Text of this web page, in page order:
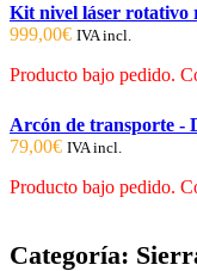
Kit nivel láser rotativo
999,00€ IVA incl.
Producto bajo pedido.
Arcón de transporte -
79,00€ IVA incl.
Producto bajo pedido.
Categoría: